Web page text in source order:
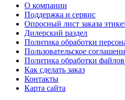
О компании
Поддержка и сервис
Опросный лист заказа
Дилерский раздел
Политика обработки
Пользовательское
Политика обработки
Как сделать заказ
Контакты
Карта сайта